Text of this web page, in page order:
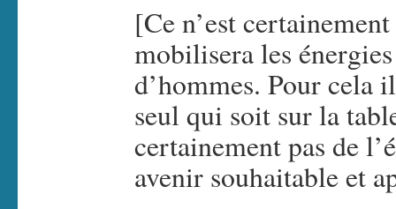
[Ce n’est
mobilisera les
d’hommes. Pour
seul qui soit sur la
certainement pas de
avenir souhaitable et